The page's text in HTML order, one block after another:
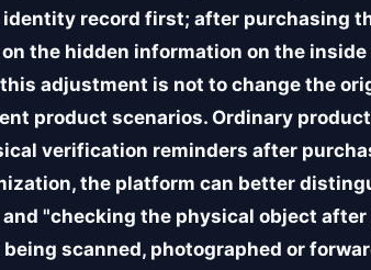
record first; after purchasing
the hidden information on the
adjustment is not to change the
product scenarios. Ordinary
verification reminders after
the platform can better
"checking the physical object
being scanned, photographed or